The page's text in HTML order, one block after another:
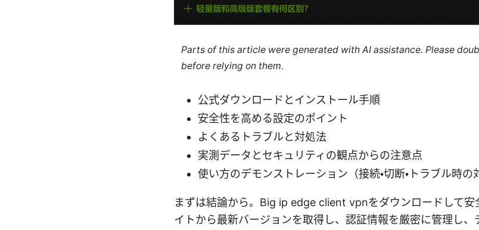
Parts of this article were generated with AI assistance. Please
before relying on them.
公式ダウンロードとインストール手順
安全性を高める設定のポイント
よくあるトラブルと対処法
実測データとセキュリティの観点からの注意点
使い方のデモンストレーション（接続・切断・トラブル時の
まずは結論から。Big ip edge client vpnをダウンロードして安
イトから最新バージョンを取得し、認証情報を厳密に管理し、